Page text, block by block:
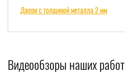
Двери с толщиной металла 2 мм
Видеообзоры наших работ